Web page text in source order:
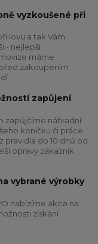
vyzkoušené při
lovu a tak Vám
- nejlepší
máme
zakoupením
zapůjení
zapůjčíme náhradní
koníčku či práce.
pravidla do 10 dnů od
opravy zákazník
vybrané výrobky
nabízíme akce na
získání